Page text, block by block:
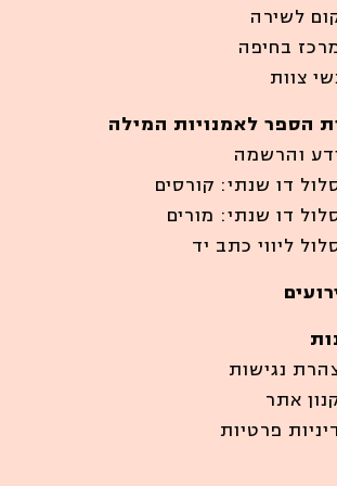
לשירה
בחיפה
צוות
הספר לאמנויות המילה
והרשמה
דו שנתי: קורסים
דו שנתי: מורים
ליווי כתב יד
נגישות
אתר
פרטיות